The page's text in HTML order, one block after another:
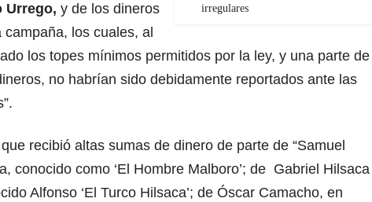
irregulares
Urrego, y de los dineros
los cuales, al
los topes mínimos permitidos por la ley, y una parte de
no habrían sido debidamente reportados ante las
recibió altas sumas de dinero de parte de “Samuel
conocido como ‘El Hombre Malboro’; de Gabriel Hilsaca
Alfonso ‘El Turco Hilsaca’; de Óscar Camacho, en